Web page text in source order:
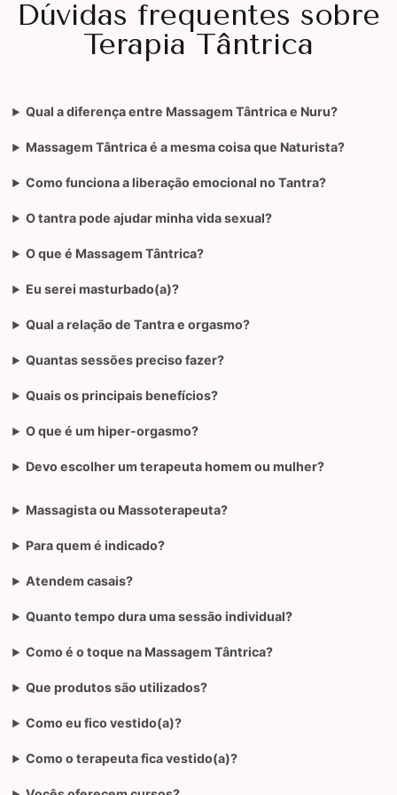
Dúvidas frequentes sobre
Terapia Tântrica
Qual a diferença entre Massagem Tântrica e Nuru?
Massagem Tântrica é a mesma coisa que Naturista?
Como funciona a liberação emocional no Tantra?
O tantra pode ajudar minha vida sexual?
O que é Massagem Tântrica?
Eu serei masturbado(a)?
Qual a relação de Tantra e orgasmo?
Quantas sessões preciso fazer?
Quais os principais benefícios?
O que é um hiper-orgasmo?
Devo escolher um terapeuta homem ou mulher?
Massagista ou Massoterapeuta?
Para quem é indicado?
Atendem casais?
Quanto tempo dura uma sessão individual?
Como é o toque na Massagem Tântrica?
Que produtos são utilizados?
Como eu fico vestido(a)?
Como o terapeuta fica vestido(a)?